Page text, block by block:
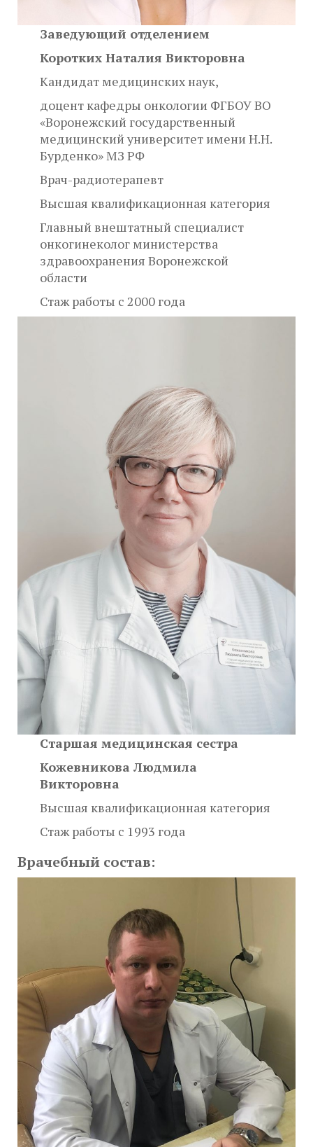
Заведующий отделением
Коротких Наталия Викторовна
Кандидат медицинских наук,
доцент кафедры онкологии ФГБОУ ВО
«Воронежский государственный
медицинский университет имени Н.Н.
Бурденко» МЗ РФ
Врач-радиотерапевт
Высшая квалификационная категория
Главный внештатный специалист
онкогинеколог министерства
здравоохранения Воронежской
области
Стаж работы с 2000 года
Старшая медицинская сестра
Кожевникова Людмила
Викторовна
Высшая квалификационная категория
Стаж работы с 1993 года
Врачебный состав: